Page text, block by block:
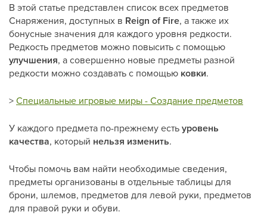
В этой статье представлен список всех предметов
Снаряжения, доступных в Reign of Fire, а также их
бонусные значения для каждого уровня редкости.
Редкость предметов можно повысить с помощью
улучшения, а совершенно новые предметы разной
редкости можно создавать с помощью ковки.
>Специальные игровые миры - Создание предметов
У каждого предмета по-прежнему естьуровень
качества, который нельзя изменить.
Чтобы помочь вам найти необходимые сведения,
предметы организованы в отдельные таблицы для
брони, шлемов, предметов для левой руки, предметов
для правой руки и обуви.